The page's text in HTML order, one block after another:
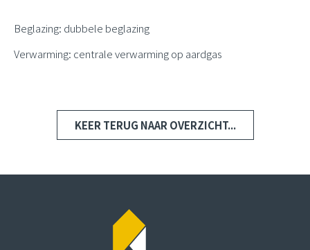
Beglazing: dubbele beglazing
Verwarming: centrale verwarming op aardgas
KEER TERUG NAAR OVERZICHT...